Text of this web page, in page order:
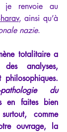
je renvoie au
, ainsi qu’à
nazie.
totalitaire a
analyses,
philosophiques.
pathologie du
en faites bien
comme
ouvrage, la